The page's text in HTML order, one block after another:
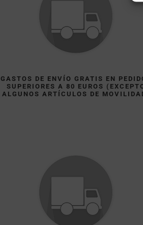
GASTOS DE ENVÍO GRATIS EN
SUPERIORES A 80 EUROS
ALGUNOS ARTÍCULOS DE